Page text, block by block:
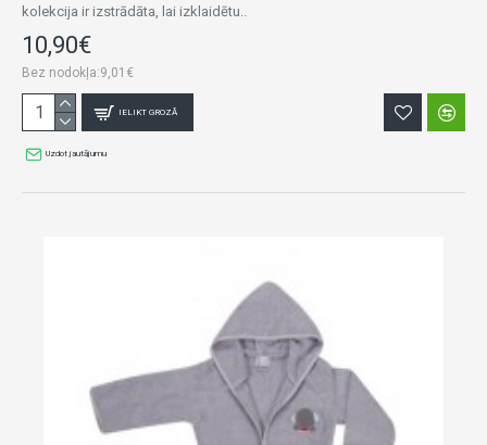
kolekcija ir izstrādāta, lai izklaidētu..
10,90€
Bez nodokļa:9,01€
IELIKT GROZĀ
Uzdot jautājumu